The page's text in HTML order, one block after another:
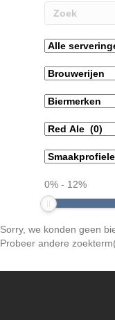
0% - 12%
Sorry, we konden geen
Probeer andere